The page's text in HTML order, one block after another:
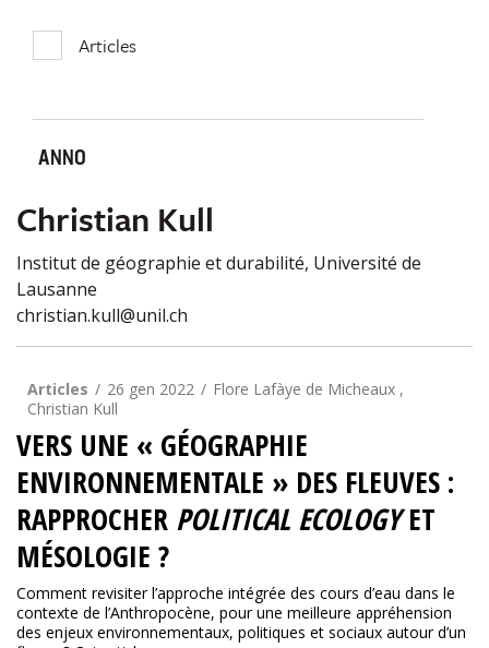
Articles
ANNO
Christian Kull
Institut de géographie et durabilité, Université de
Lausanne
christian.kull@unil.ch
Articles 26 gen 2022
Flore Lafàye de Micheaux ,
Christian Kull
VERS UNE « GÉOGRAPHIE
ENVIRONNEMENTALE » DES FLEUVES :
RAPPROCHER POLITICAL ECOLOGYET
MÉSOLOGIE ?
Comment revisiter l’approche intégrée des cours d’eau dans le
contexte de l’Anthropocène, pour une meilleure appréhension
des enjeux environnementaux, politiques et sociaux autour d’un